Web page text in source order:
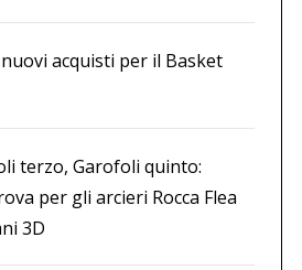
acquisti per il Basket
terzo, Garofoli quinto:
per gli arcieri Rocca Flea
3D